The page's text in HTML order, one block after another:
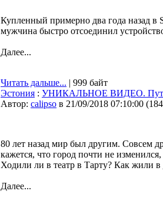
Купленный примерно два года назад в
мужчина быстро отсоединил
Далее...
Читать дальше... | 999 байт
Эстония : УНИКАЛЬНОЕ ВИДЕО.
Автор: calipso в 21/09/2018 07:10:00 (
80 лет назад мир был другим. Совсем
кажется, что город почти не
Ходили ли в театр в Тарту? Как жили
Далее...